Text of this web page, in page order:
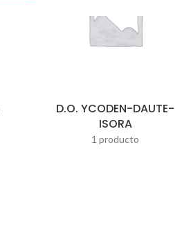
D.O. YCODEN-DAUTE-
ISORA
1 producto